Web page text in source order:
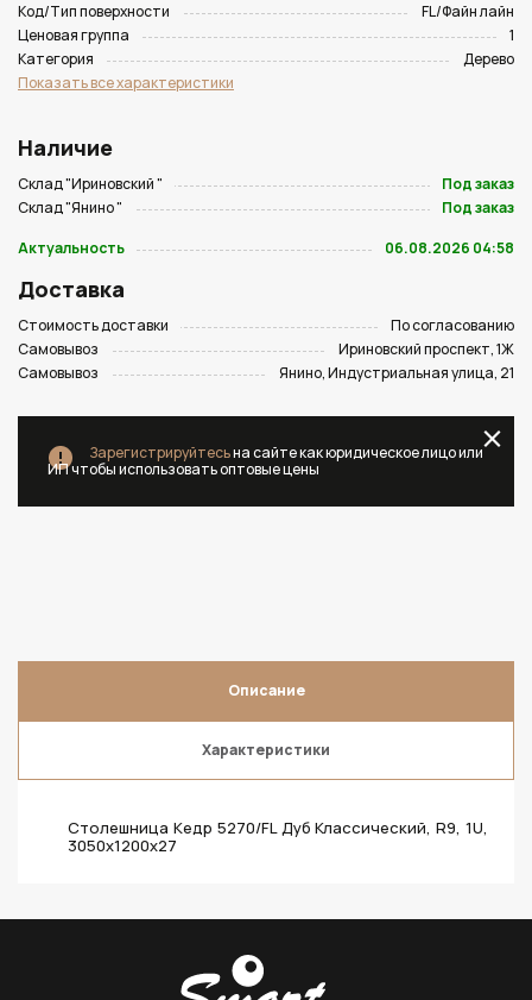
Код/Тип поверхности
FL/Файн лайн
Ценовая группа
1
Категория
Дерево
Показать все характеристики
Наличие
Склад "Ириновский "
Под заказ
Склад "Янино "
Под заказ
Актуальность
06.08.2026 04:58
Доставка
Стоимость доставки
По согласованию
Самовывоз
Ириновский проспект, 1Ж
Самовывоз
Янино, Индустриальная улица, 21
Зарегистрируйтесьна сайте как юридическое лицо или
ИП чтобы использовать оптовые цены
Описание
Характеристики
Столешница Кедр 5270/FL Дуб Классический, R9, 1U,
3050х1200х27